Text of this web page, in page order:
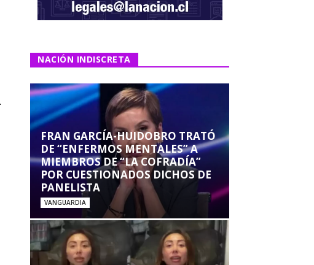
NACIÓN INDISCRETA
FRAN GARCÍA-HUIDOBRO TRATÓ
DE “ENFERMOS MENTALES” A
MIEMBROS DE “LA COFRADÍA”
POR CUESTIONADOS DICHOS DE
PANELISTA
VANGUARDIA